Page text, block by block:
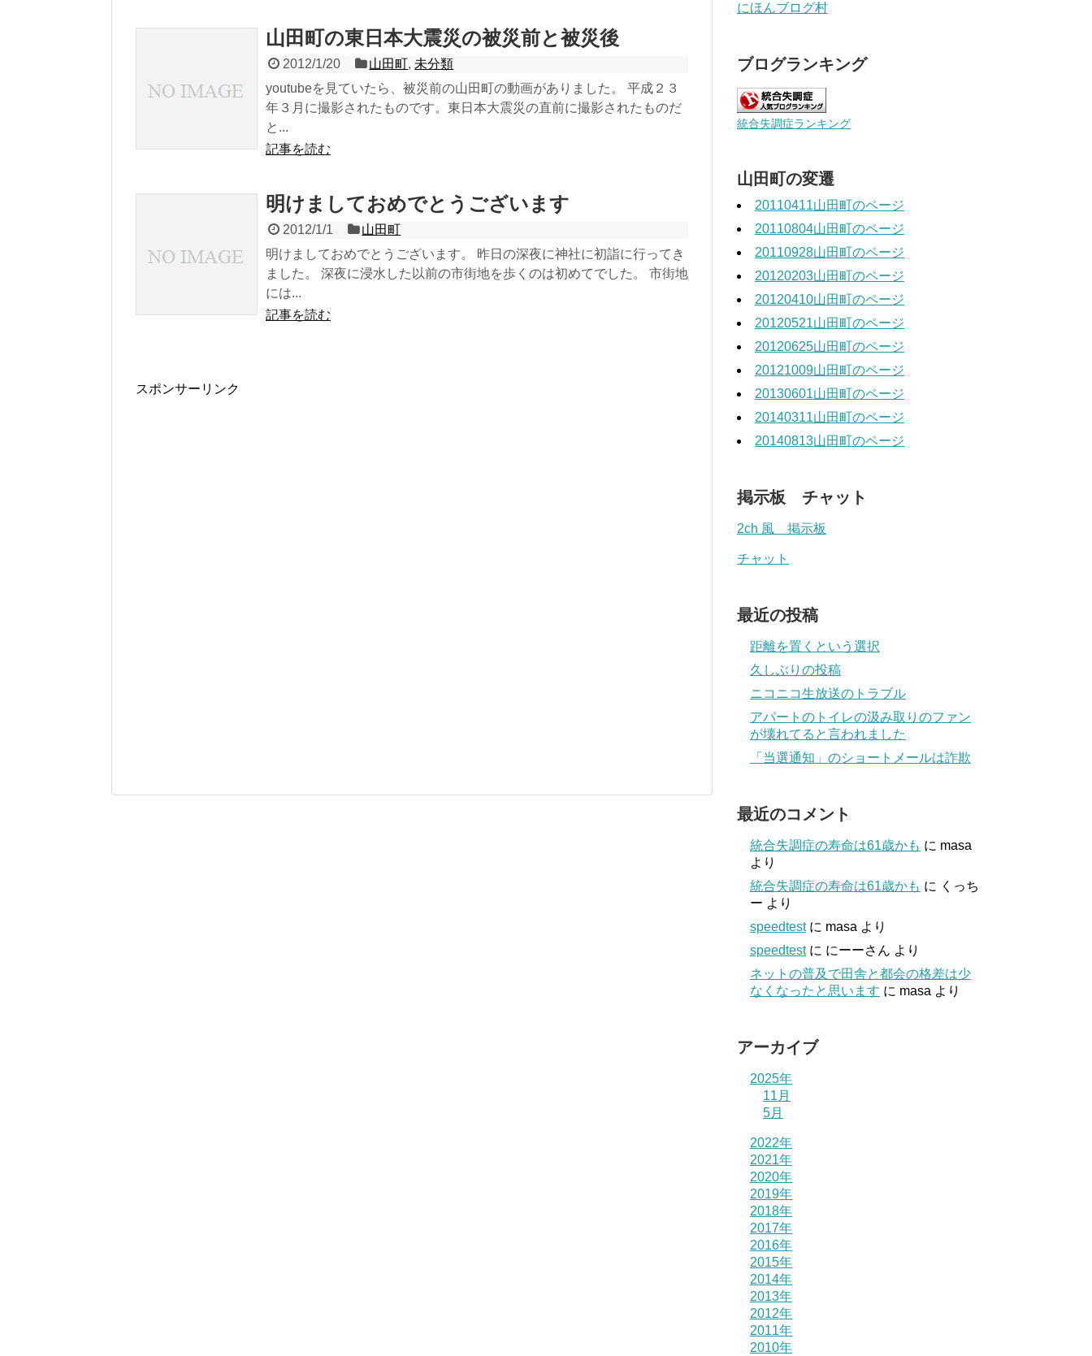
山田町の東日本大震災の被災前と被災後
2012/1/20 山田町, 未分類
youtubeを見ていたら、被災前の山田町の動画がありました。 平成２３
年３月に撮影されたものです。東日本大震災の直前に撮影されたものだ
と...
記事を読む
明けましておめでとうございます
2012/1/1
山田町
明けましておめでとうございます。 昨日の深夜に神社に初詣に行ってき
ました。 深夜に浸水した以前の市街地を歩くのは初めてでした。 市街地
には...
記事を読む
スポンサーリンク
にほんブログ村
ブログランキング
統合失調症ランキング
山田町の変遷
20110411山田町のページ
20110804山田町のページ
20110928山田町のページ
20120203山田町のページ
20120410山田町のページ
20120521山田町のページ
20120625山田町のページ
20121009山田町のページ
20130601山田町のページ
20140311山田町のページ
20140813山田町のページ
掲示板 チャット
2ch 風 掲示板
チャット
最近の投稿
距離を置くという選択
久しぶりの投稿
ニコニコ生放送のトラブル
アパートのトイレの汲み取りのファン
が壊れてると言われました
「当選通知」のショートメールは詐欺
最近のコメント
統合失調症の寿命は61歳かも に masa
より
統合失調症の寿命は61歳かも に くっち
ー より
speedtestに masa より
speedtestに にーーさん より
ネットの普及で田舎と都会の格差は少
なくなったと思います に masa より
アーカイブ
2025年
11月
5月
2022年
2021年
2020年
2019年
2018年
2017年
2016年
2015年
2014年
2013年
2012年
2011年
2010年